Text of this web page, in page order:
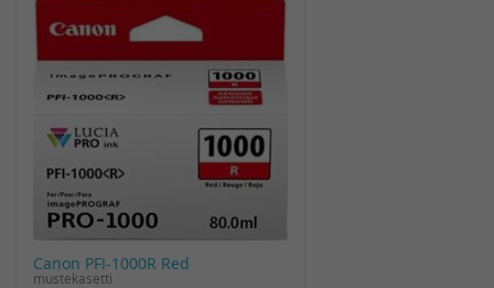
Canon PFI-1000R Red
mustekasetti